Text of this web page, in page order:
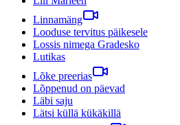
Linnamäng
Looduse tervitus päikesele
Lossis nimega Gradesko
Lutikas
Lõke preerias
Lõppenud on päevad
Läbi saju
Lätsi küllä kükäkillä